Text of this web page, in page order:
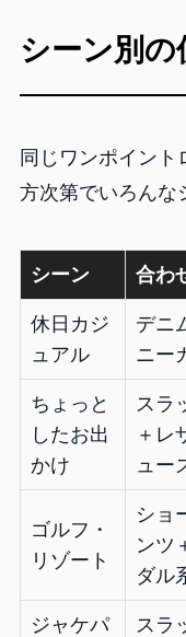
シーン別の
同じワンポイン
方次第でいろんな
シーン 合わ
休日カジ
ュアル
デニ
ニー
ちょっと
したお出
かけ
スラ
＋レ
ュー
ゴルフ・
リゾート
ショ
ンツ
ダル
ジャケパ
スラ